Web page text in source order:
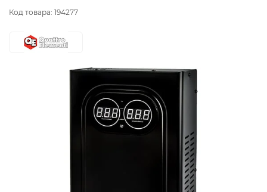
Код товара: 194277